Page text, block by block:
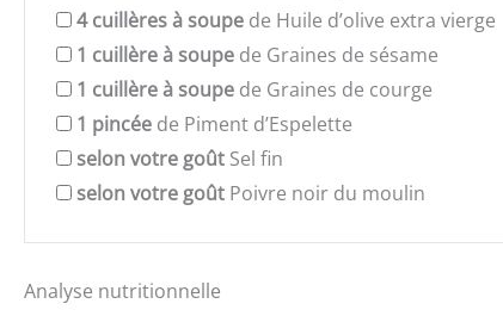
4 cuillères à soupe de Huile d’olive extra vierge
1 cuillère à soupe de Graines de sésame
1 cuillère à soupe de Graines de courge
1 pincée de Piment d’Espelette
selon votre goût Sel fin
selon votre goût Poivre noir du moulin
Analyse nutritionnelle